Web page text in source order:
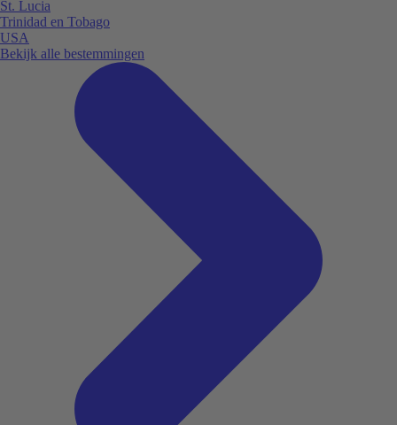
St. Lucia
Trinidad en Tobago
USA
Bekijk alle bestemmingen